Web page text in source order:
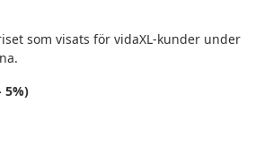
som visats för vidaXL-kunder under
5%)